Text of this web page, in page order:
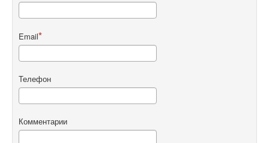
Email
Телефон
Комментарии